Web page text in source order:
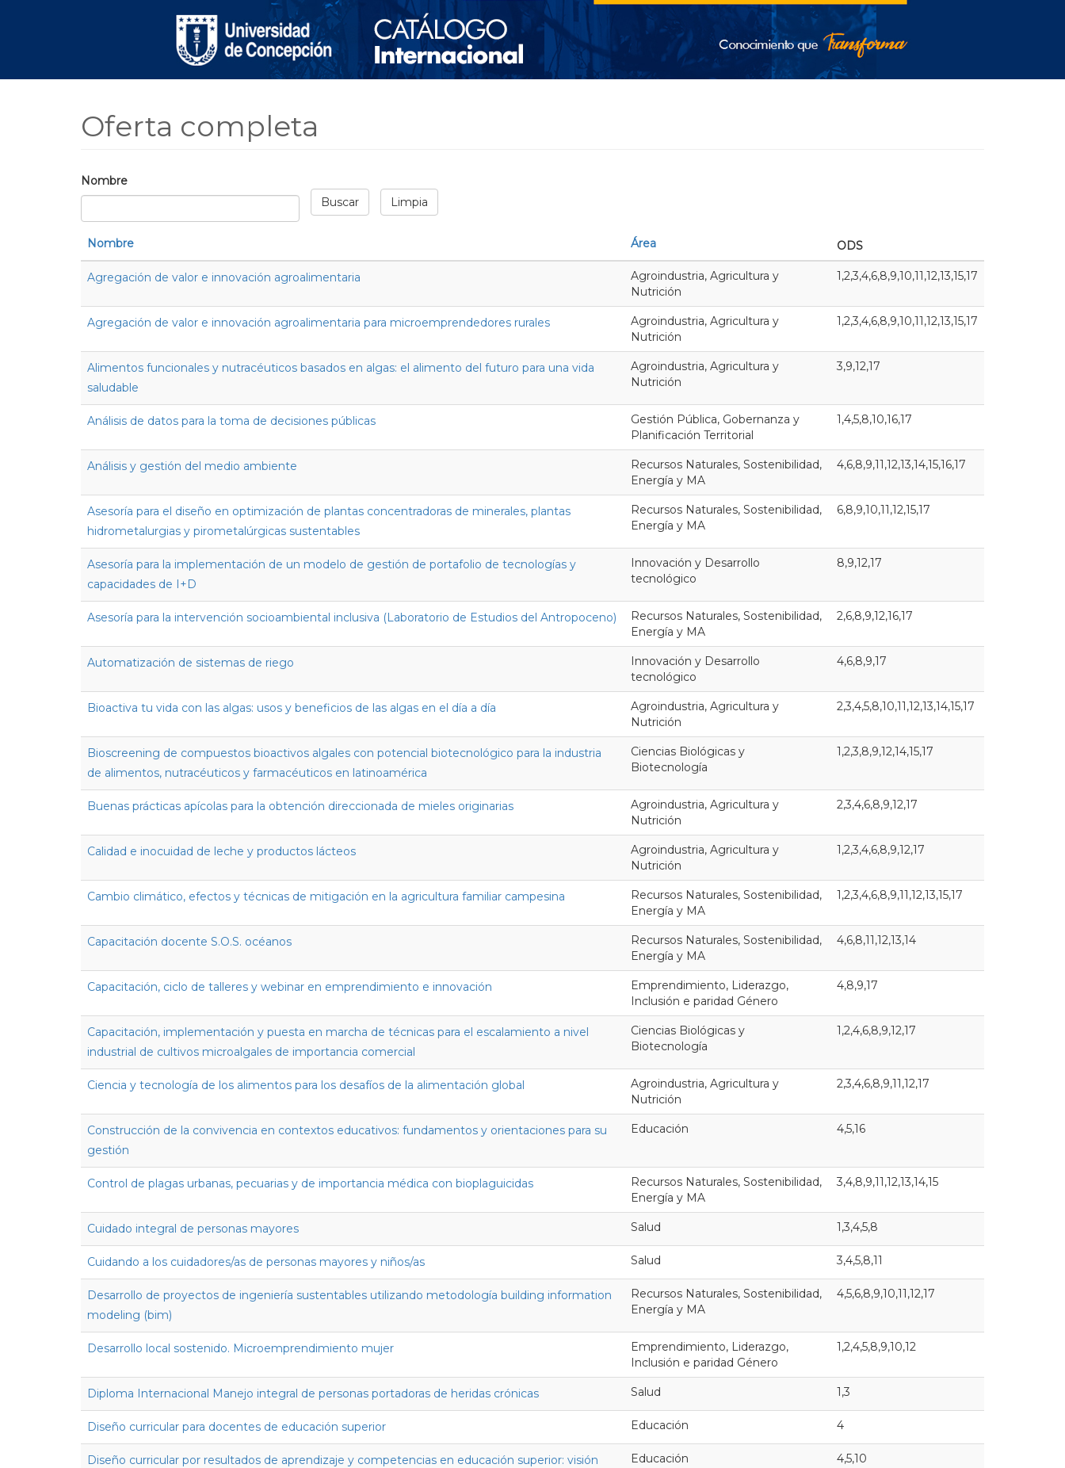
Oferta completa
Nombre
Buscar
Limpia
Nombre Área ODS
Agregación de valor e innovación agroalimentaria
Agroindustria, Agricultura y
Nutrición
1,2,3,4,6,8,9,10,11,12,13,15,17
Agregación de valor e innovación agroalimentaria para microemprendedores rurales
Agroindustria, Agricultura y
Nutrición
1,2,3,4,6,8,9,10,11,12,13,15,17
Alimentos funcionales y nutracéuticos basados en algas: el alimento del futuro para una vida
saludable
Agroindustria, Agricultura y
Nutrición
3,9,12,17
Análisis de datos para la toma de decisiones públicas
Gestión Pública, Gobernanza y
Planificación Territorial
1,4,5,8,10,16,17
Análisis y gestión del medio ambiente
Recursos Naturales, Sostenibilidad,
Energía y MA
4,6,8,9,11,12,13,14,15,16,17
Asesoría para el diseño en optimización de plantas concentradoras de minerales, plantas
hidrometalurgias y pirometalúrgicas sustentables
Recursos Naturales, Sostenibilidad,
Energía y MA
6,8,9,10,11,12,15,17
Asesoría para la implementación de un modelo de gestión de portafolio de tecnologías y
capacidades de I+D
Innovación y Desarrollo
tecnológico
8,9,12,17
Asesoría para la intervención socioambiental inclusiva (Laboratorio de Estudios del Antropoceno)
Recursos Naturales, Sostenibilidad,
Energía y MA
2,6,8,9,12,16,17
Automatización de sistemas de riego
Innovación y Desarrollo
tecnológico
4,6,8,9,17
Bioactiva tu vida con las algas: usos y beneficios de las algas en el día a día
Agroindustria, Agricultura y
Nutrición
2,3,4,5,8,10,11,12,13,14,15,17
Bioscreening de compuestos bioactivos algales con potencial biotecnológico para la industria
de alimentos, nutracéuticos y farmacéuticos en latinoamérica
Ciencias Biológicas y
Biotecnología
1,2,3,8,9,12,14,15,17
Buenas prácticas apícolas para la obtención direccionada de mieles originarias
Agroindustria, Agricultura y
Nutrición
2,3,4,6,8,9,12,17
Calidad e inocuidad de leche y productos lácteos
Agroindustria, Agricultura y
Nutrición
1,2,3,4,6,8,9,12,17
Cambio climático, efectos y técnicas de mitigación en la agricultura familiar campesina
Recursos Naturales, Sostenibilidad,
Energía y MA
1,2,3,4,6,8,9,11,12,13,15,17
Capacitación docente S.O.S. océanos
Recursos Naturales, Sostenibilidad,
Energía y MA
4,6,8,11,12,13,14
Capacitación, ciclo de talleres y webinar en emprendimiento e innovación
Emprendimiento, Liderazgo,
Inclusión e paridad Género
4,8,9,17
Capacitación, implementación y puesta en marcha de técnicas para el escalamiento a nivel
industrial de cultivos microalgales de importancia comercial
Ciencias Biológicas y
Biotecnología
1,2,4,6,8,9,12,17
Ciencia y tecnología de los alimentos para los desafíos de la alimentación global
Agroindustria, Agricultura y
Nutrición
2,3,4,6,8,9,11,12,17
Construcción de la convivencia en contextos educativos: fundamentos y orientaciones para su
gestión
Educación 4,5,16
Control de plagas urbanas, pecuarias y de importancia médica con bioplaguicidas
Recursos Naturales, Sostenibilidad,
Energía y MA
3,4,8,9,11,12,13,14,15
Cuidado integral de personas mayores Salud 1,3,4,5,8
Cuidando a los cuidadores/as de personas mayores y niños/as Salud 3,4,5,8,11
Desarrollo de proyectos de ingeniería sustentables utilizando metodología building information
modeling (bim)
Recursos Naturales, Sostenibilidad,
Energía y MA
4,5,6,8,9,10,11,12,17
Desarrollo local sostenido. Microemprendimiento mujer
Emprendimiento, Liderazgo,
Inclusión e paridad Género
1,2,4,5,8,9,10,12
Diploma Internacional Manejo integral de personas portadoras de heridas crónicas Salud 1,3
Diseño curricular para docentes de educación superior Educación 4
Diseño curricular por resultados de aprendizaje y competencias en educación superior: visión
Educación 4,5,10